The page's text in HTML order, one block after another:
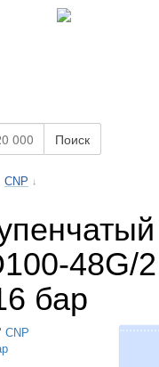
Поиск
CNP ↓
48G/
бар